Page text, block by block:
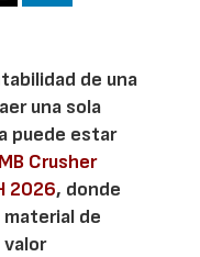
de una
una sola
puede estar
MB Crusher
2026, donde
de
valor